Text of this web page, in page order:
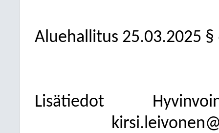
Aluehallitus 25.03.2025 §
Lisätiedot